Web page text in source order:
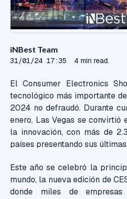
iNBest Team
31/01/24 17:35 4 min read.
El Consumer Electronics
tecnológico más importante
2024 no defraudó. Durante
enero, Las Vegas se
la innovación, con más de
países presentando sus
Este año se celebró la
mundo, la nueva edición de
donde miles de